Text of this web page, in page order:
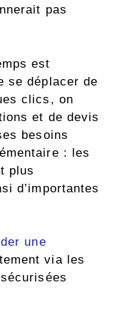
pas
est
se déplacer de
clics, on
et de devis
besoins
: les
plus
d’importantes
une
via les